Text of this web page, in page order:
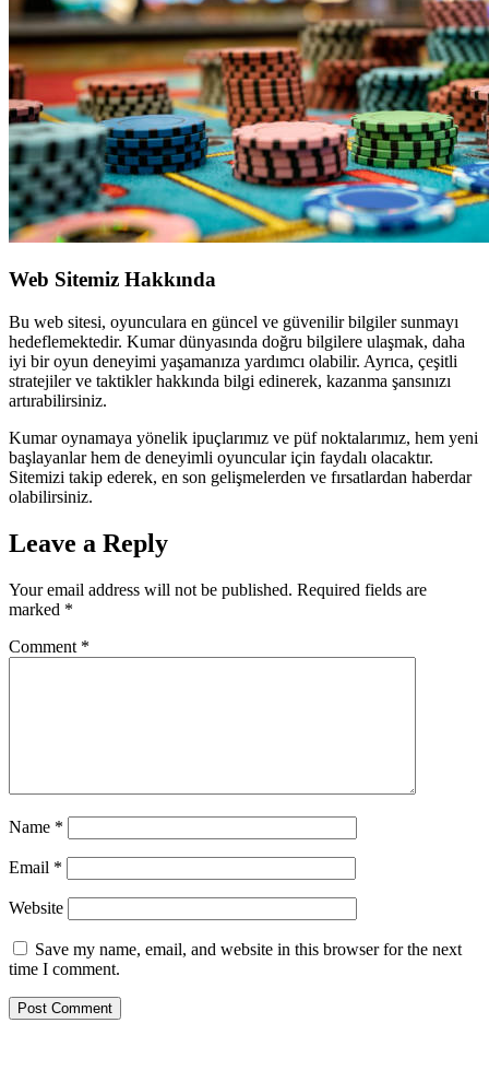
Web Sitemiz Hakkında
Bu web sitesi, oyunculara en güncel ve güvenilir bilgiler sunmayı
hedeflemektedir. Kumar dünyasında doğru bilgilere ulaşmak, daha
iyi bir oyun deneyimi yaşamanıza yardımcı olabilir. Ayrıca, çeşitli
stratejiler ve taktikler hakkında bilgi edinerek, kazanma şansınızı
artırabilirsiniz.
Kumar oynamaya yönelik ipuçlarımız ve püf noktalarımız, hem yeni
başlayanlar hem de deneyimli oyuncular için faydalı olacaktır.
Sitemizi takip ederek, en son gelişmelerden ve fırsatlardan haberdar
olabilirsiniz.
Leave a Reply
Your email address will not be published. Required fields are
marked *
Comment *
Name *
Email *
Website
Save my name, email, and website in this browser for the next
time I comment.